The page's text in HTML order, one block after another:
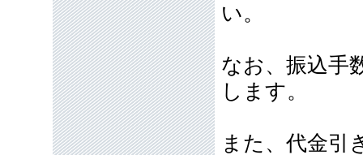
い。
なお、振込手
します。
また、代金引